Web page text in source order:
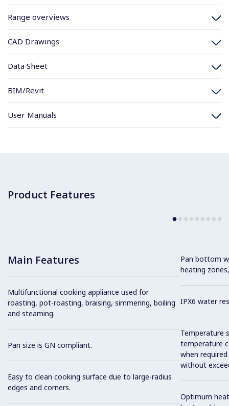
Range overviews
CAD Drawings
Data Sheet
BIM/Revit
User Manuals
Product Features
Main Features
Multifunctional cooking appliance used for
roasting, pot-roasting, braising, simmering, boiling
and steaming.
Pan size is GN compliant.
Easy to clean cooking surface due to large-radius
edges and corners.
Pan bottom
heating
IPX6 water
Temperature
temperature
when
without
Optimum